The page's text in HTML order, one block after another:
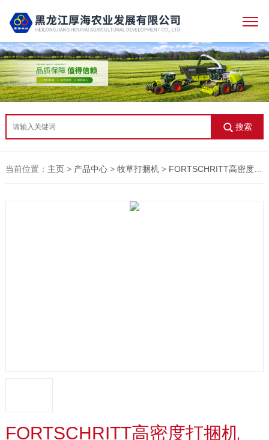
搜索
当前位置： 主页> 产品中心> 牧草打捆机> FORTSCHRITT高密度打捆机 K464
FORTSCHRITT高密度打捆机